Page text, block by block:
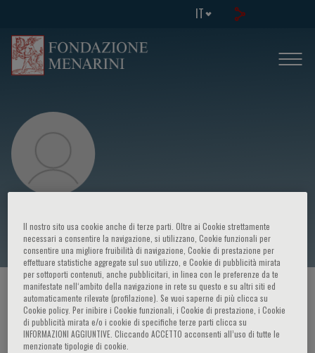
IT
Evis Sala
HOME PAGE / CORSI ED EVENTI / RELATORE
Il nostro sito usa cookie anche di terze parti. Oltre ai Cookie strettamente
necessari a consentire la navigazione, si utilizzano, Cookie funzionali per
consentire una migliore fruibilità di navigazione, Cookie di prestazione per
effettuare statistiche aggregate sul suo utilizzo, e Cookie di pubblicità mirata
per sottoporti contenuti, anche pubblicitari, in linea con le preferenze da te
manifestate nell‘ambito della navigazione in rete su questo e su altri siti ed
automaticamente rilevate (profilazione). Se vuoi saperne di più clicca su
Cookie policy. Per inibire i Cookie funzionali, i Cookie di prestazione, i Cookie
di pubblicità mirata e/o i cookie di specifiche terze parti clicca su
INFORMAZIONI AGGIUNTIVE. Cliccando ACCETTO acconsenti all’uso di tutte le
menzionate tipologie di cookie.